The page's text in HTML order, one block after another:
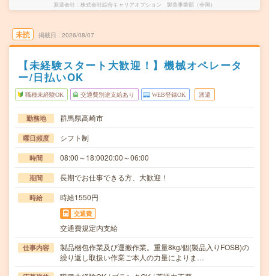
派遣会社 株式会社綜合キャリアオプション 製造事業部（全国）
未読 掲載日 2026/08/07
【未経験スタート大歓迎！】機械オペレータ
ー/日払いOK
職種未経験OK 交通費別途支給あり WEB登録OK 派遣
勤務地 群馬県高崎市
曜日頻度 シフト制
時間 08:00～18:0020:00～06:00
期間 長期でお仕事できる方、大歓迎！
時給 時給1550円
交通費
交通費規定内支給
仕事内容
製品梱包作業及び運搬作業。重量8kg/個(製品入りFOSB)の
繰り返し取扱い作業ご本人の力量によりま…